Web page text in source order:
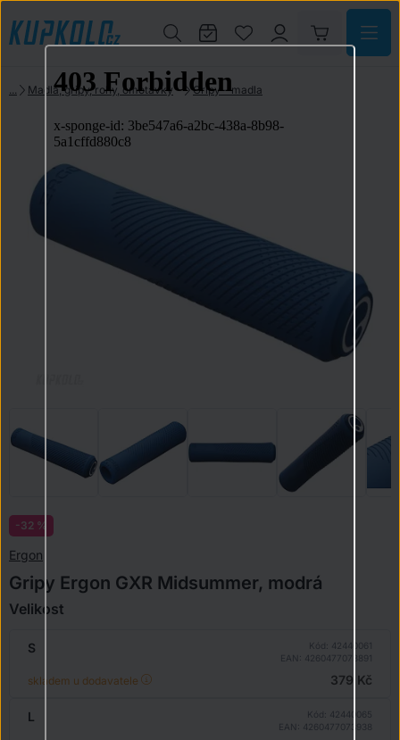
Madla, gripy, rohy, omotávky Gripy - madla
-32 %
Ergon
Gripy Ergon GXR Midsummer, modrá
Velikost
S
skladem u dodavatele
Kód: 42440061
EAN: 4260477073891
379 Kč
L
Kód: 42440065
EAN: 4260477073938